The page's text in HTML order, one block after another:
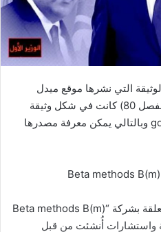
التي نشرها موقع ميدل
ايست آي (حول مخطط لتفعيل الفصل 80) كانت في شكل وثيقة
word منزّلة على الgoogle drive وبالتالي يمكن معرفة مصدرها
واكد ذات الموقع ان البيانات المتعلقة بشركة “Beta methods B(m)
واستشارات أُنشئت من قبل